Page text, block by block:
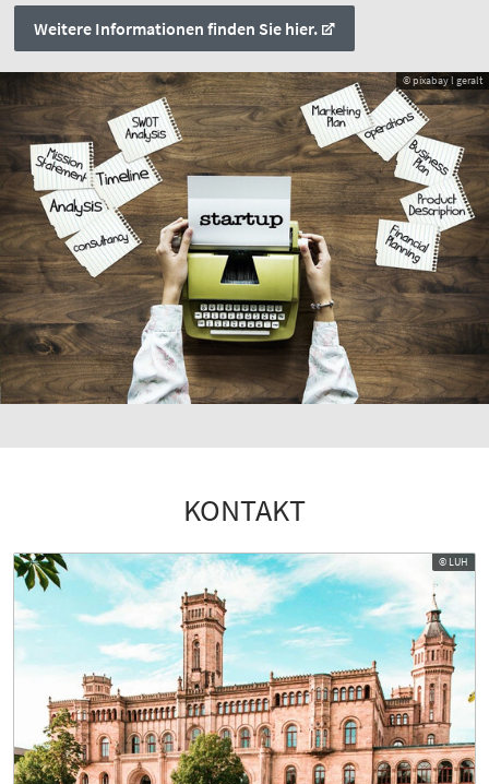
Weitere Informationen finden Sie hier.
© pixabay l geralt
KONTAKT
© LUH